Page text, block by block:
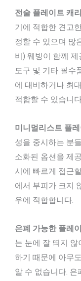
전술 플레이트 캐
기에 적합한 견고
정할 수 있으며 많
비) 웨빙이 함께
도구 및 기타 필수
에 대비하거나 최
적합할 수 있습니
미니멀리스트 플
성을 중시하는 분
소화된 옵션을 제
시에 빠르게 접근
에서 부피가 크지
우에 적합합니다.
은폐 가능한 플레
는 눈에 잘 띄지
하기 때문에 아무
알 수 없습니다.